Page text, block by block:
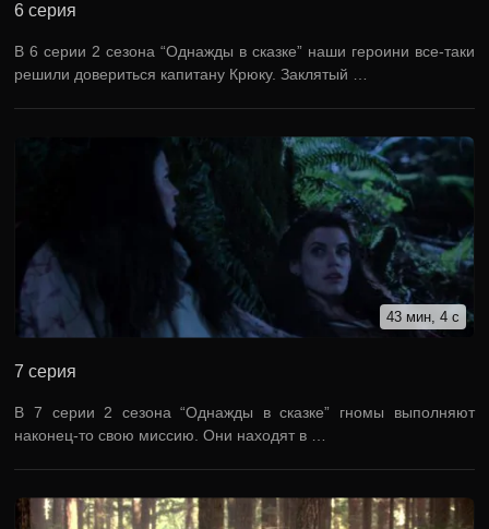
6 серия
В 6 серии 2 сезона “Однажды в сказке” наши героини все-таки
решили довериться капитану Крюку. Заклятый …
43 мин, 4 с
7 серия
В 7 серии 2 сезона “Однажды в сказке” гномы выполняют
наконец-то свою миссию. Они находят в …